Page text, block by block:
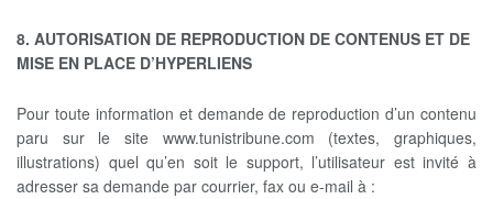
8. AUTORISATION DE REPRODUCTION DE CONTENUS ET DE
MISE EN PLACE D’HYPERLIENS
Pour toute information et demande de reproduction d’un contenu
paru sur le site www.tunistribune.com (textes, graphiques,
illustrations) quel qu’en soit le support, l’utilisateur est invité à
adresser sa demande par courrier, fax ou e-mail à :